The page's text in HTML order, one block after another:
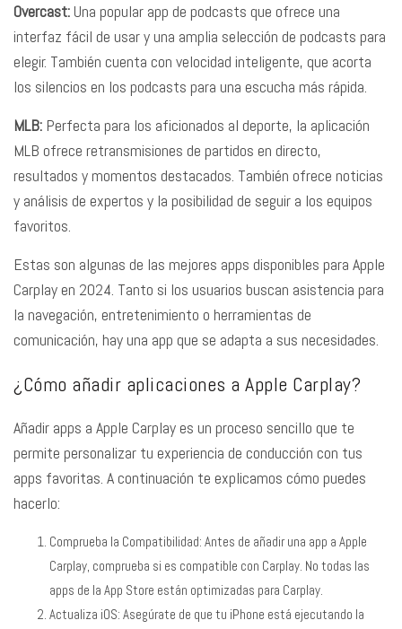
Overcast: Una popular app de podcasts que ofrece una
interfaz fácil de usar y una amplia selección de podcasts para
elegir. También cuenta con velocidad inteligente, que acorta
los silencios en los podcasts para una escucha más rápida.
MLB: Perfecta para los aficionados al deporte, la aplicación
MLB ofrece retransmisiones de partidos en directo,
resultados y momentos destacados. También ofrece noticias
y análisis de expertos y la posibilidad de seguir a los equipos
favoritos.
Estas son algunas de las mejores apps disponibles para Apple
Carplay en 2024. Tanto si los usuarios buscan asistencia para
la navegación, entretenimiento o herramientas de
comunicación, hay una app que se adapta a sus necesidades.
¿Cómo añadir aplicaciones a Apple Carplay?
Añadir apps a Apple Carplay es un proceso sencillo que te
permite personalizar tu experiencia de conducción con tus
apps favoritas. A continuación te explicamos cómo puedes
hacerlo:
Comprueba la Compatibilidad: Antes de añadir una app a Apple
Carplay, comprueba si es compatible con Carplay. No todas las
apps de la App Store están optimizadas para Carplay.
Actualiza iOS: Asegúrate de que tu iPhone está ejecutando la